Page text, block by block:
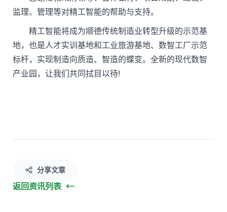
监理、管理等对精工智能的帮助与支持。
精工智能将成为顺德传统制造业转型升级的示范基
地，也是人才实训基地和工业旅游基地、数智工厂示范
标杆，实现制造向质造、智造的蝶变。全新的现代数智
产业园，让我们共同拭目以待!
分享文章
返回资讯列表